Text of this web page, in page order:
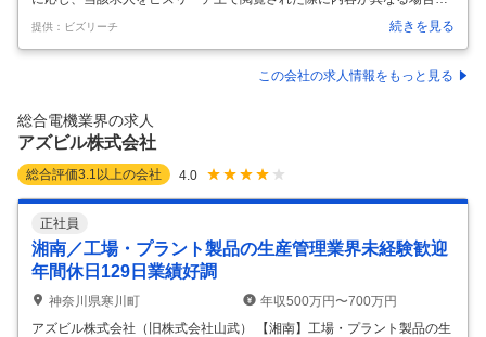
あります 【仕事内容】 当社製品のセールス活動およびアカウントマネジ
メント業務。 ・ 顧客と市場のトレンドを把握/分析し、ビジネス機会を
発掘し、顧客のニーズを先取りした販売戦略を実行する。 ・ 顧客に密着
したQCDのフォローを行い、顧客満足度の向上、売上およびビジネスシ
行い、短期~長期の生産、売上計画に反映する。 ・ 製品の開発および生
産に関して、社内関連部門へ情報提供を行い連携し、開発から納入ま
提供：ビズリーチ 続きを見る
この会社の求人情報をもっと見る
総合電機業界の求人
アズビル株式会社
総合評価3.1 以上の会社 4.0
正社員
湘南／工場・プラント製品の生産管理業界未経験歓迎
年間休日129日業績好調
神奈川県寒川町
年収500万円〜700万円
アズビル株式会社（旧株式会社山武） 【湘南】工場・プラント製品の生